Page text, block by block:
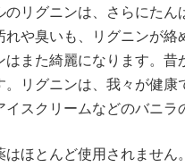
リグニンは、さらにたん
や臭いも、リグニンが
はまた綺麗になります。
。リグニンは、我々が健
スクリームなどのバニラ
はほとんど使用されませ